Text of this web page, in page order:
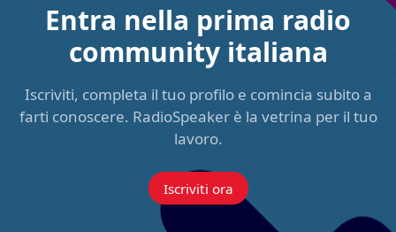
Entra nella prima radio
community italiana
Iscriviti, completa il tuo profilo e comincia subito a
farti conoscere. RadioSpeaker è la vetrina per il tuo
lavoro.
Iscriviti ora